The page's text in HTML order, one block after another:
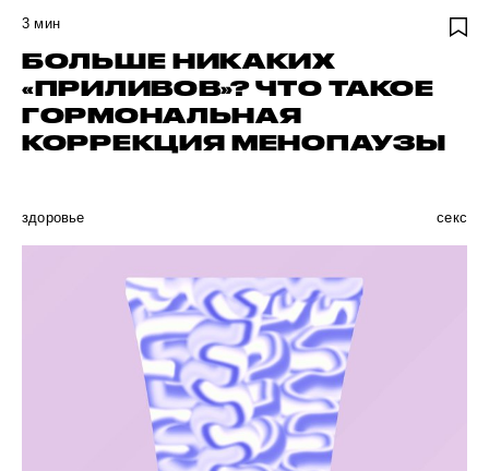
3 мин
БОЛЬШЕ НИКАКИХ
«ПРИЛИВОВ»? ЧТО ТАКОЕ
ГОРМОНАЛЬНАЯ
КОРРЕКЦИЯ МЕНОПАУЗЫ
здоровье секс